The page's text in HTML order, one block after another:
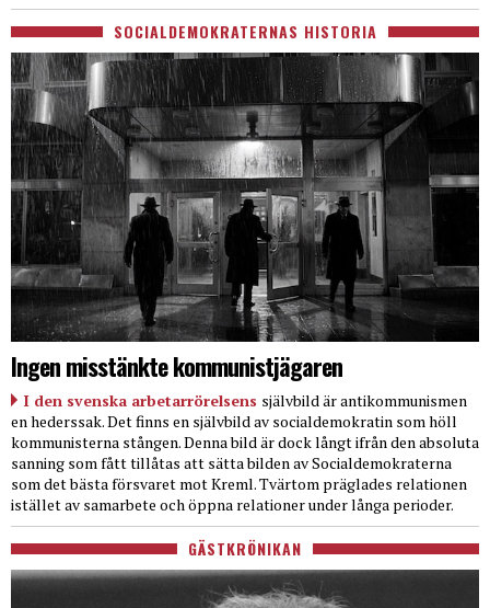
SOCIALDEMOKRATERNAS HISTORIA
Ingen misstänkte kommunistjägaren
I den svenska arbetarrörelsens självbild är antikommunismen
en hederssak. Det finns en självbild av socialdemokratin som höll
kommunisterna stången. Denna bild är dock långt ifrån den absoluta
sanning som fått tillåtas att sätta bilden av Socialdemokraterna
som det bästa försvaret mot Kreml. Tvärtom präglades relationen
istället av samarbete och öppna relationer under långa perioder.
GÄSTKRÖNIKAN